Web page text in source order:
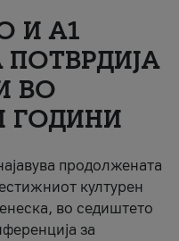
И A1
ПОТВРДИЈА
ВО
ГОДИНИ
продолжената
културен
во седиштето
за